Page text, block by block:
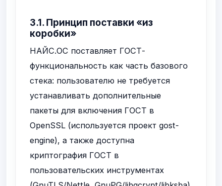
3.1. Принцип поставки «из
коробки»
НАЙС.ОС поставляет ГОСТ-
функциональность как часть базового
стека: пользователю не требуется
устанавливать дополнительные
пакеты для включения ГОСТ в
OpenSSL (используется проект gost-
engine), а также доступна
криптография ГОСТ в
пользовательских инструментах